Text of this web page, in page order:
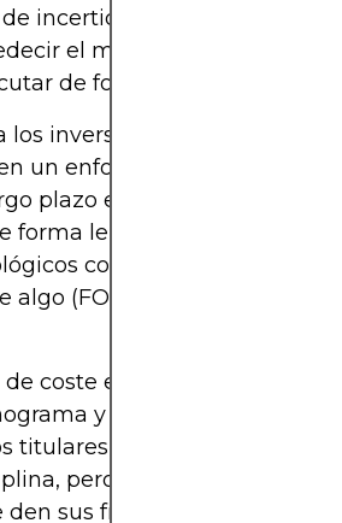
incertidumbre. Además, el
el mercado, una práctica
de forma consistente y
los inversores a promediar su
un enfoque menos
plazo en el mercado.
forma lenta y reflexiva, a la
comunes, como las
algo (FOMO) o la toma de
coste en dólares exitoso es
y cumplirlo
titulares de los medios o las
pero puede fomentar
sus frutos con el tiempo.